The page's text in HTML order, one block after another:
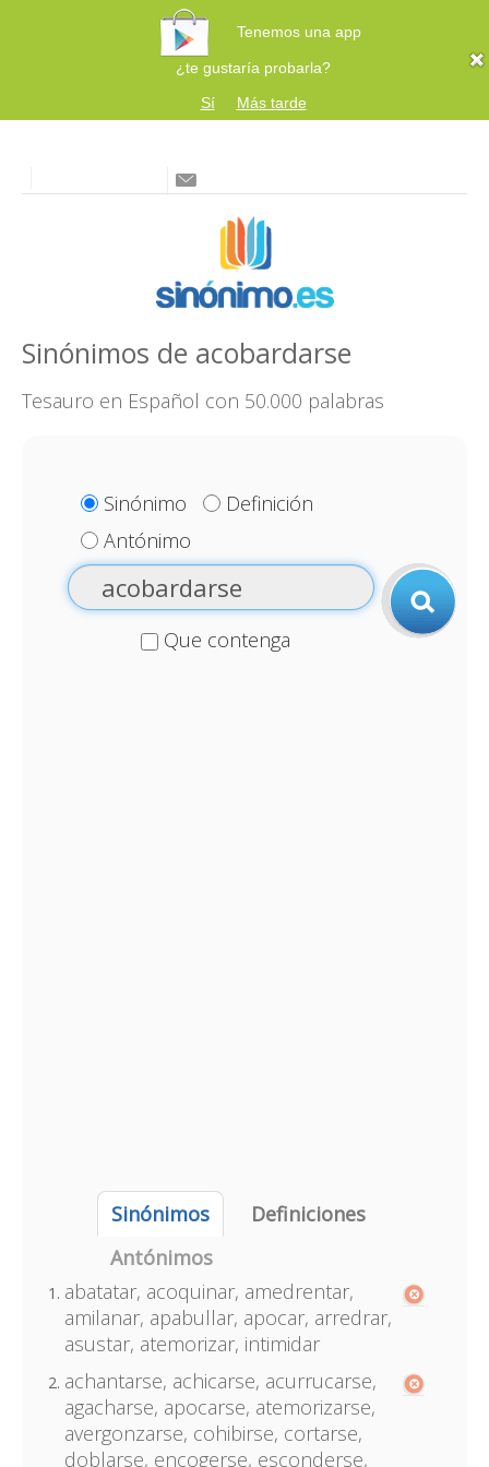
Tenemos una app
¿te gustaría probarla?
Sí
Más tarde
Sinónimos de acobardarse
Tesauro en Español con 50.000 palabras
Sinónimo
Definición
Antónimo
Que contenga
Sinónimos
Definiciones
Antónimos
abatatar, acoquinar, amedrentar,
amilanar, apabullar, apocar, arredrar,
asustar, atemorizar, intimidar
achantarse, achicarse, acurrucarse,
agacharse, apocarse, atemorizarse,
avergonzarse, cohibirse, cortarse,
doblarse, encogerse, esconderse,